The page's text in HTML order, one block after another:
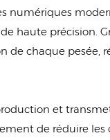
numériques
haute précision.
chaque pesée,
et
de réduire